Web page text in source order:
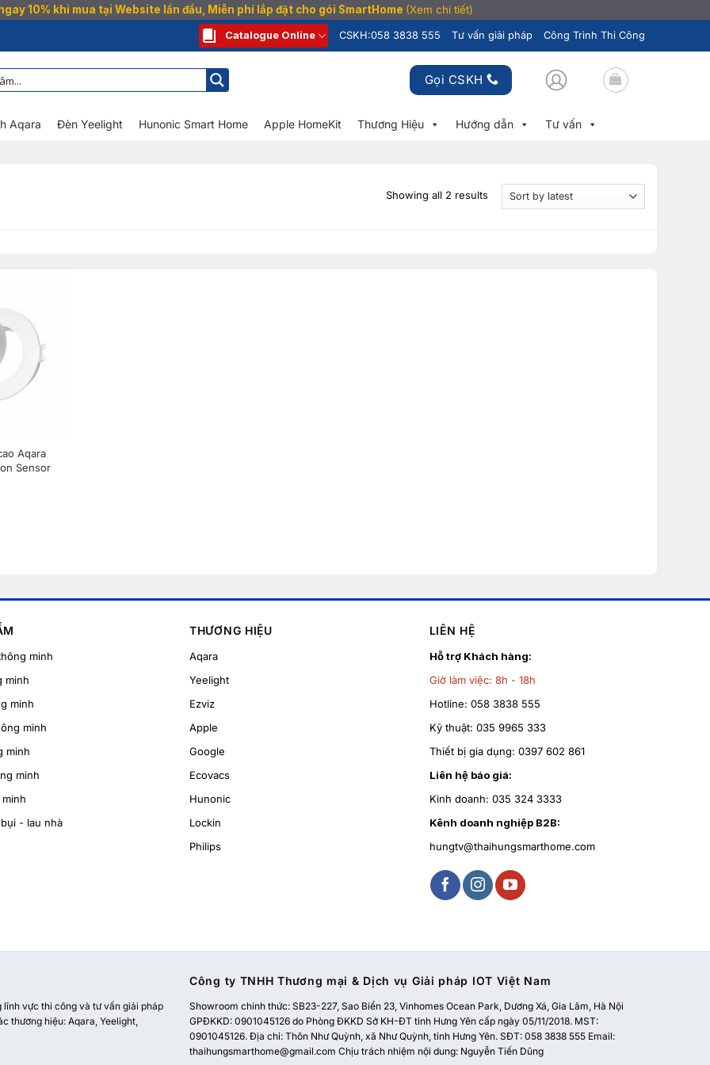
10% khi mua tại Website lần đầu, Miễn phí lắp đặt cho gói SmartHome (Xem chi tiết)
Catalogue Online CSKH:058 3838 555 Tư vấn giải pháp Công Trình Thi Công
Gọi CSKH
Aqara Đèn Yeelight Hunonic Smart Home Apple HomeKit Thương Hiệu Hướng dẫn Tư vấn
Showing all 2 results
Aqara
Sensor
minh
minh
minh
minh
minh
minh
- lau nhà
THƯƠNG HIỆU
Aqara
Yeelight
Ezviz
Apple
Google
Ecovacs
Hunonic
Lockin
Philips
LIÊN HỆ
Hỗ trợ Khách hàng:
Giờ làm việc: 8h - 18h
Hotline: 058 3838 555
Kỹ thuật: 035 9965 333
Thiết bị gia dụng: 0397 602 861
Liên hệ báo giá:
Kinh doanh: 035 324 3333
Kênh doanh nghiệp B2B:
hungtv@thaihungsmarthome.com
vực thi công và tư vấn giải pháp
thương hiệu: Aqara, Yeelight,
Công ty TNHH Thương mại & Dịch vụ Giải pháp IOT Việt Nam
Showroom chính thức: SB23-227, Sao Biển 23, Vinhomes Ocean Park, Dương Xá, Gia Lâm, Hà Nội
GPĐKKD: 0901045126 do Phòng ĐKKD Sở KH-ĐT tỉnh Hưng Yên cấp ngày 05/11/2018. MST:
0901045126. Địa chỉ: Thôn Như Quỳnh, xã Như Quỳnh, tỉnh Hưng Yên. SĐT: 058 3838 555 Email:
thaihungsmarthome@gmail.com Chịu trách nhiệm nội dung: Nguyễn Tiến Dũng